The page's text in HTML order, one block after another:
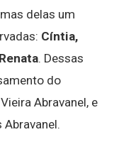
delas um
Cíntia,
. Dessas
do
Abravanel, e